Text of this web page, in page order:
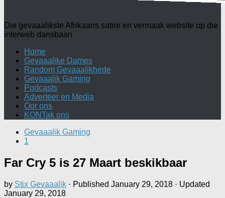
Die gevaaalikste Afrikaans satire en vermaak website op die
interweb dansbaan
Home
Gevaaalike Dames
Random Gevaaalikhede
Gevaaalik Gaming
Podcasts
Adverteer en Media
Oor ons
KONTak ons
Gevaaalik Gaming
1
Far Cry 5 is 27 Maart beskikbaar
by Stix Gevaaalik · Published January 29, 2018 · Updated
January 29, 2018